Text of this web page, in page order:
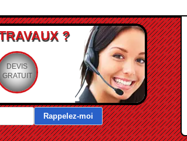
?
DEVIS
GRATUIT